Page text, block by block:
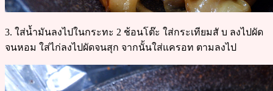
3. ใส่น้ำมันลงไปในกระทะ 2 ช้อนโต๊ะ ใส่กระเทียมสั บ ลงไปผัด
จนหอม ใส่ไก่ลงไปผัดจนสุก จากนั้นใส่แครอท ตามลงไป